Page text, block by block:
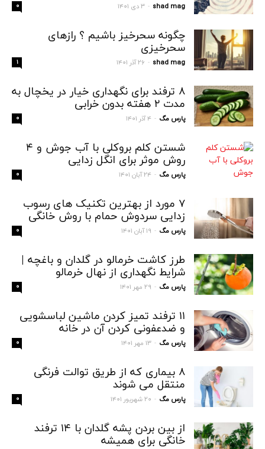
shad mag
- ۳ دی ۱۴۰۱ ۰
چگونه سحرخیز باشیم ؟ رازهای
سحرخیزی
shad mag
- ۲۶ آذر ۱۴۰۱ ۱
۸ ترفند برای نگهداری خیار در یخچال به
مدت ۲ هفته بدون خرابی
پارس مگ - ۴ آذر ۱۴۰۱ ۰
شستن کلم بروکلی با آب جوش و ۴
روش موثر برای انگل زدایی
پارس مگ - ۲۴ آبان ۱۴۰۱ ۰
۷ مورد از بهترین تکنیک های رسوب
زدایی سردوش حمام با روش خانگی
پارس مگ - ۱۹ آبان ۱۴۰۱ ۰
طرز کاشت خرمالو در گلدان و باغچه |
شرایط نگهداری از نهال خرمالو
پارس مگ - ۲۹ مهر ۱۴۰۱ ۰
۱۱ ترفند تمیز کردن ماشین لباسشویی
و ضدعفونی کردن آن در خانه
پارس مگ - ۱۳ مهر ۱۴۰۱ ۰
۸ بیماری که از طریق توالت فرنگی
منتقل می شوند
پارس مگ - ۲۰ شهریور ۱۴۰۱ ۰
از بین بردن پشه گلدان با ۱۴ ترفند
خانگی برای همیشه